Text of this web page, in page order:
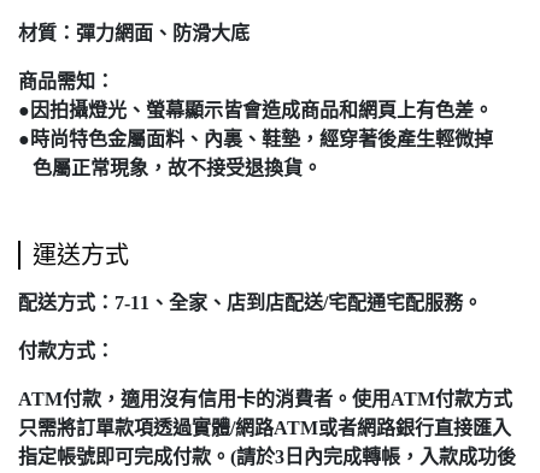
材質：彈力網面、防滑大底
商品需知：
●因拍攝燈光、螢幕顯示皆會造成商品和網頁上有色差。
●時尚特色金屬面料、內裏、鞋墊，經穿著後產生輕微掉
色屬正常現象，故不接受退換貨。
運送方式
配送方式：7-11、全家、店到店配送/宅配通宅配服務。
付款方式：
ATM付款，適用沒有信用卡的消費者。使用ATM付款方式
只需將訂單款項透過實體/網路ATM或者網路銀行直接匯入
指定帳號即可完成付款。 (請於3日內完成轉帳，入款成功後